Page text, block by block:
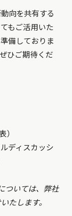
向を共有する
もご活用いた
備しておりま
ひご期待くだ
）
ディスカッシ
ついては、弊社
たします。